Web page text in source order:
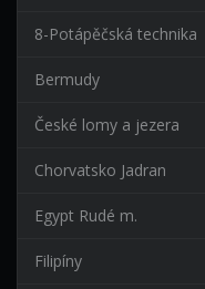
8-Potápěčská technika
Bermudy
České lomy a jezera
Chorvatsko Jadran
Egypt Rudé m.
Filipíny